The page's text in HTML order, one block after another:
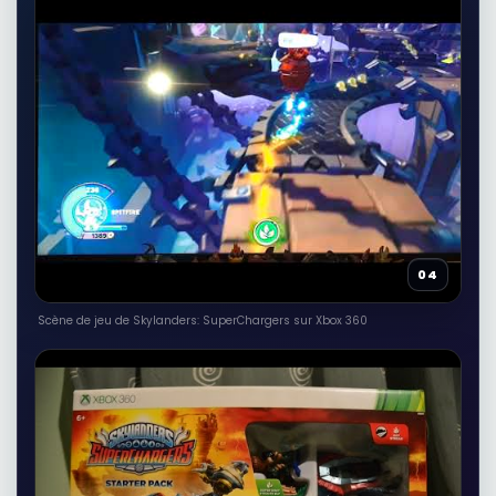
Voir sur Rakuten →
RÉSULTAT RAKUTEN À VÉRIFIER
Portail Skylanders SuperChargers /
(Wii, Wii U, PS3, PS4)
Autres produits liés
19,17 EUR
Voir sur Rakuten →
skylanders superchargers portail
pour ps3
Autres produits liés
50,00 EUR
Voir sur Rakuten →
RÉSULTAT RAKUTEN À VÉRIFIER
jeux wii u skylanders superchargers
04
Scène de jeu de Skylanders: SuperChargers sur Xbox 360